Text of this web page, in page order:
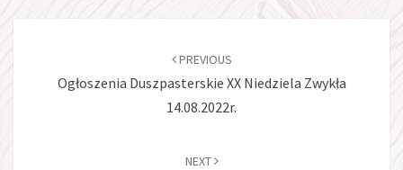
PREVIOUS
Ogłoszenia Duszpasterskie XX Niedziela Zwykła
14.08.2022r.
NEXT